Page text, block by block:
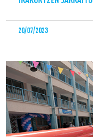
20/07/2023